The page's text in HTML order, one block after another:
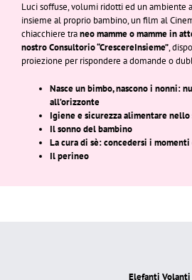
Luci soffuse, volumi ridotti ed un ambiente
insieme al proprio bambino, un film al
chiacchiere traneo mamme o mamme in
nostro Consultorio “CrescereInsieme”,
proiezione per rispondere a domande o
Nasce un bimbo, nascono i nonni:
all’orizzonte
Igiene e sicurezza alimentare nello
Il sonno del bambino
La cura di sè: concedersi i
Il perineo
Elefanti Volanti